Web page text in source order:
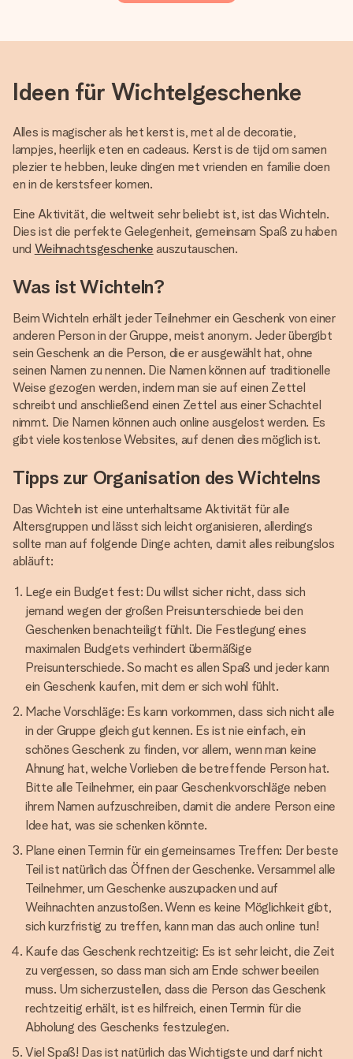
Ideen für Wichtelgeschenke
Alles is magischer als het kerst is, met al de decoratie,
lampjes, heerlijk eten en cadeaus. Kerst is de tijd om samen
plezier te hebben, leuke dingen met vrienden en familie doen
en in de kerstsfeer komen.
Eine Aktivität, die weltweit sehr beliebt ist, ist das Wichteln.
Dies ist die perfekte Gelegenheit, gemeinsam Spaß zu haben
und Weihnachtsgeschenke auszutauschen.
Was ist Wichteln?
Beim Wichteln erhält jeder Teilnehmer ein Geschenk von einer
anderen Person in der Gruppe, meist anonym. Jeder übergibt
sein Geschenk an die Person, die er ausgewählt hat, ohne
seinen Namen zu nennen. Die Namen können auf traditionelle
Weise gezogen werden, indem man sie auf einen Zettel
schreibt und anschließend einen Zettel aus einer Schachtel
nimmt. Die Namen können auch online ausgelost werden. Es
gibt viele kostenlose Websites, auf denen dies möglich ist.
Tipps zur Organisation des Wichtelns
Das Wichteln ist eine unterhaltsame Aktivität für alle
Altersgruppen und lässt sich leicht organisieren, allerdings
sollte man auf folgende Dinge achten, damit alles reibungslos
abläuft:
Lege ein Budget fest: Du willst sicher nicht, dass sich
jemand wegen der großen Preisunterschiede bei den
Geschenken benachteiligt fühlt. Die Festlegung eines
maximalen Budgets verhindert übermäßige
Preisunterschiede. So macht es allen Spaß und jeder kann
ein Geschenk kaufen, mit dem er sich wohl fühlt.
Mache Vorschläge: Es kann vorkommen, dass sich nicht alle
in der Gruppe gleich gut kennen. Es ist nie einfach, ein
schönes Geschenk zu finden, vor allem, wenn man keine
Ahnung hat, welche Vorlieben die betreffende Person hat.
Bitte alle Teilnehmer, ein paar Geschenkvorschläge neben
ihrem Namen aufzuschreiben, damit die andere Person eine
Idee hat, was sie schenken könnte.
Plane einen Termin für ein gemeinsames Treffen: Der beste
Teil ist natürlich das Öffnen der Geschenke. Versammel alle
Teilnehmer, um Geschenke auszupacken und auf
Weihnachten anzustoßen. Wenn es keine Möglichkeit gibt,
sich kurzfristig zu treffen, kann man das auch online tun!
Kaufe das Geschenk rechtzeitig: Es ist sehr leicht, die Zeit
zu vergessen, so dass man sich am Ende schwer beeilen
muss. Um sicherzustellen, dass die Person das Geschenk
rechtzeitig erhält, ist es hilfreich, einen Termin für die
Abholung des Geschenks festzulegen.
Viel Spaß! Das ist natürlich das Wichtigste und darf nicht